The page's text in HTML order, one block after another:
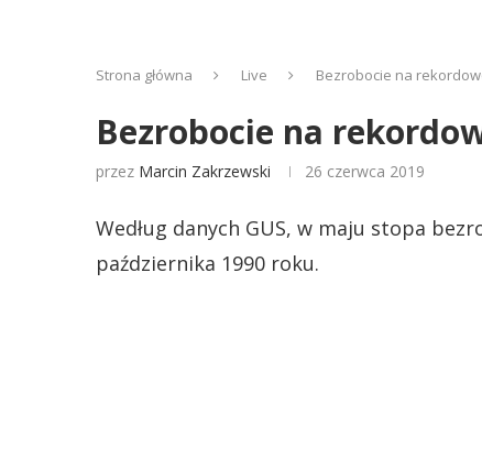
Strona główna Live Bezrobocie na
Bezrobocie na
przez Marcin Zakrzewski 26 czerwca 2019
Według danych GUS, w maju stopa
października 1990 roku.